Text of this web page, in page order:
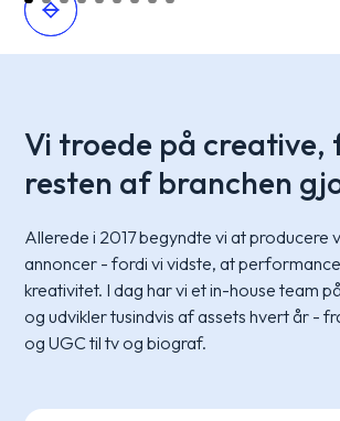
Vi troede på creative,
resten af branchen
Allerede i 2017 begyndte vi at producere
annoncer - fordi vi vidste, at
kreativitet. I dag har vi et in-house team
og udvikler tusindvis af assets hvert år -
og UGC til tv og biograf.